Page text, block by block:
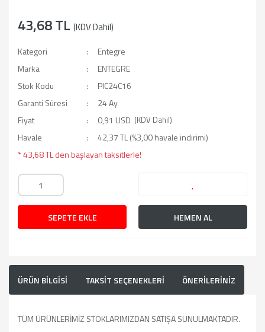
43,68 TL (KDV Dahil)
Kategori
Entegre
Marka
ENTEGRE
Stok Kodu
PIC24C16
Garanti Süresi
24 Ay
Fiyat
0,91 USD (KDV Dahil)
Havale
42,37 TL (%3,00 havale indirimi)
* 43,68 TL den başlayan taksitlerle!
SEPETE EKLE HEMEN AL
ÜRÜN BİLGİSİ TAKSİT SEÇENEKLERİ ÖNERİLERİNİZ
TÜM ÜRÜNLERİMİZ STOKLARIMIZDAN SATIŞA SUNULMAKTADIR.